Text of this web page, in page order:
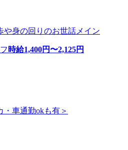
や身の回りのお世話メイン
時給1,400円〜2,125円
車通勤okも有＞